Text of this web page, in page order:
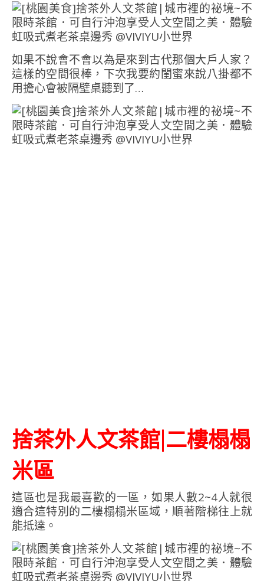
如果不說會不會以為是來到古代那個大戶人家？
這樣的空間很棒，下次我要約閨蜜來說八掛都不
用擔心會被隔壁桌聽到了…
捨茶外人文茶館|二樓榻榻
米區
這區也是我最喜歡的一區，如果人數2~4人就很
適合這特別的二樓榻榻米區域，順著階梯往上就
能抵達。